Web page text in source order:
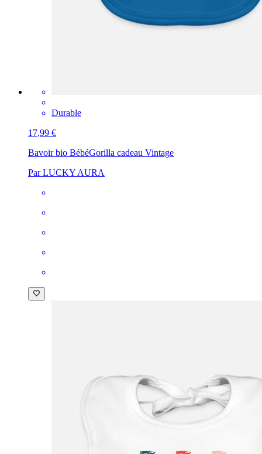
Durable
17,99 €
Bavoir bio BébéGorilla cadeau Vintage
Par LUCKY AURA